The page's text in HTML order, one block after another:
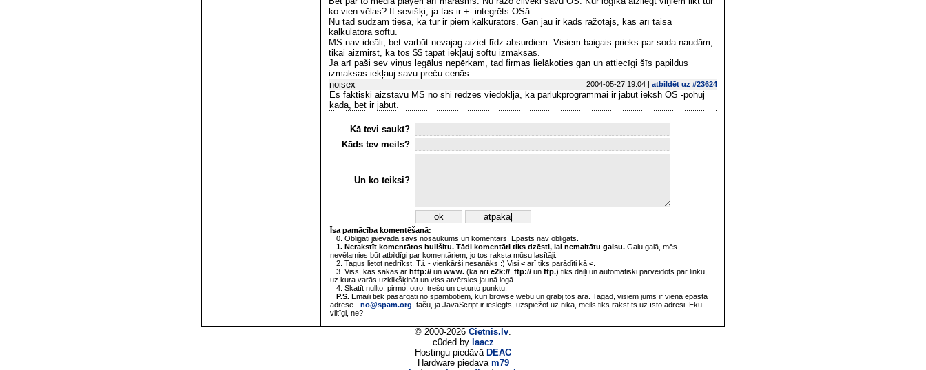
ko vien vēlas? It sevišķi, ja tas ir +- integrēts OSā.
Nu tad sūdzam tiesā, ka tur ir piem kalkurators. Gan jau ir kāds ražotājs, kas arī taisa
kalkulatora softu.
MS nav ideāli, bet varbūt nevajag aiziet līdz absurdiem. Visiem baigais prieks par soda naudām,
tikai aizmirst, ka tos $$ tāpat iekļauj softu izmaksās.
Ja arī paši sev viņus legālus nepērkam, tad firmas lielākoties gan un attiecīgi šīs papildus
izmaksas iekļauj savu preču cenās.
noisex
2004-05-27 19:04 | atbildēt uz #23624
Es faktiski aizstavu MS no shi redzes viedoklja, ka parlukprogrammai ir jabut ieksh OS -pohuj
kada, bet ir jabut.
Kā tevi saukt?
Kāds tev meils?
Un ko teiksi?
Īsa pamācība komentēšanā:
0. Obligāti jāievada savs nosaukums un komentārs. Epasts nav obligāts.
1. Nerakstīt komentāros bullšitu. Tādi komentāri tiks dzēsti, lai nemaitātu gaisu. Galu galā, mēs
nevēlamies būt atbildīgi par komentāriem, jo tos raksta mūsu lasītāji.
2. Tagus lietot nedrīkst. T.i. - vienkārši nesanāks :) Visi < arī tiks parādīti kā <
3. Viss, kas sākās ar http:// un www. (kā arī e2k:// ftp:// un ftp.) tiks daiļi un automātiski pārveidots par linku,
uz kura varās uzklikšķināt un viss atvērsies jaunā logā.
4. Skatīt nullto, pirmo, otro, trešo un ceturto punktu.
P.S. Emaili tiek pasargāti no spambotiem, kuri browsē webu un grābj tos ārā. Tagad, visiem jums ir viena epasta
adrese - no@spam.org , taču, ja JavaScript ir ieslēgts, uzspiežot uz nika, meils tiks rakstīts uz īsto adresi. Eku
viltīgi, ne?
© 2000-2026 Cietnis.lv.
c0ded by laacz
Hostingu piedāvā DEAC
Hardware piedāvā m79